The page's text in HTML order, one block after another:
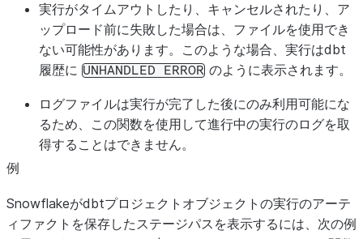
実行がタイムアウトしたり、キャンセルされたり、ア
ップロード前に失敗した場合は、ファイルを使用でき
ない可能性があります。このような場合、実行はdbt
履歴に UNHANDLED ERROR のように表示されます。
ログファイルは実行が完了した後にのみ利用可能にな
るため、この関数を使用して進行中の実行のログを取
得することはできません。
例
Snowflakeがdbtプロジェクトオブジェクトの実行のアーテ
ィファクトを保存したステージパスを表示するには、次の例